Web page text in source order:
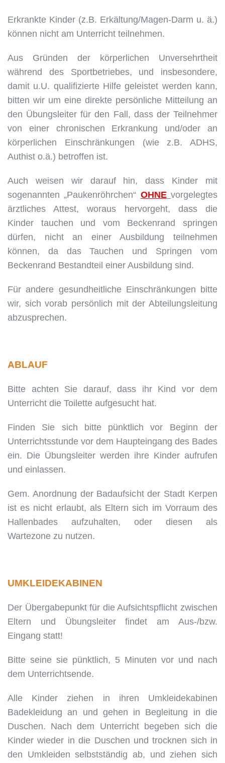
Erkrankte Kinder (z.B. Erkältung/Magen-Darm u. ä.)
können nicht am Unterricht teilnehmen.
Aus Gründen der körperlichen Unversehrtheit
während des Sportbetriebes, und insbesondere,
damit u.U. qualifizierte Hilfe geleistet werden kann,
bitten wir um eine direkte persönliche Mitteilung an
den Übungsleiter für den Fall, dass der Teilnehmer
von einer chronischen Erkrankung und/oder an
körperlichen Einschränkungen (wie z.B. ADHS,
Authist o.ä.) betroffen ist.
Auch weisen wir darauf hin, dass Kinder mit
sogenannten „Paukenröhrchen“ OHNE vorgelegtes
ärztliches Attest, woraus hervorgeht, dass die
Kinder tauchen und vom Beckenrand springen
dürfen, nicht an einer Ausbildung teilnehmen
können, da das Tauchen und Springen vom
Beckenrand Bestandteil einer Ausbildung sind.
Für andere gesundheitliche Einschränkungen bitte
wir, sich vorab persönlich mit der Abteilungsleitung
abzusprechen.
ABLAUF
Bitte achten Sie darauf, dass ihr Kind vor dem
Unterricht die Toilette aufgesucht hat.
Finden Sie sich bitte pünktlich vor Beginn der
Unterrichtsstunde vor dem Haupteingang des Bades
ein. Die Übungsleiter werden ihre Kinder aufrufen
und einlassen.
Gem. Anordnung der Badaufsicht der Stadt Kerpen
ist es nicht erlaubt, als Eltern sich im Vorraum des
Hallenbades aufzuhalten, oder diesen als
Wartezone zu nutzen.
UMKLEIDEKABINEN
Der Übergabepunkt für die Aufsichtspflicht zwischen
Eltern und Übungsleiter findet am Aus-/bzw.
Eingang statt!
Bitte seine sie pünktlich, 5 Minuten vor und nach
dem Unterrichtsende.
Alle Kinder ziehen in ihren Umkleidekabinen
Badekleidung an und gehen in Begleitung in die
Duschen. Nach dem Unterricht begeben sich die
Kinder wieder in die Duschen und trocknen sich in
den Umkleiden selbstständig ab, und ziehen sich